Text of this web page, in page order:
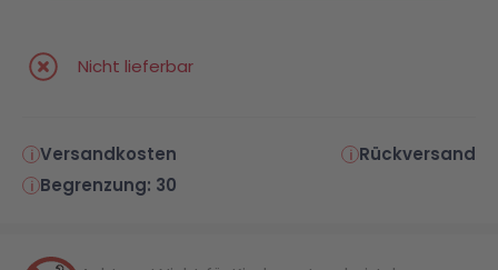
Nicht lieferbar
Versandkosten
Rückversand
Begrenzung: 30